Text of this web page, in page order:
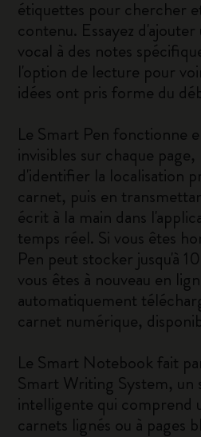
étiquettes pour chercher
contenu. Essayez
vocal à des notes
l'option de lecture pour
idées ont pris forme du
Le Smart Pen fonctionne
invisibles sur chaque
d'identifier la localisation
carnet, puis en
écrit à la main dans
temps réel. Si vous êtes
Pen peut stocker jusqu'à
vous êtes à nouveau en
automatiquement
carnet numérique,
Le Smart Notebook fait
Smart Writing System, un
intelligente qui comprend
carnets lignés ou à pages